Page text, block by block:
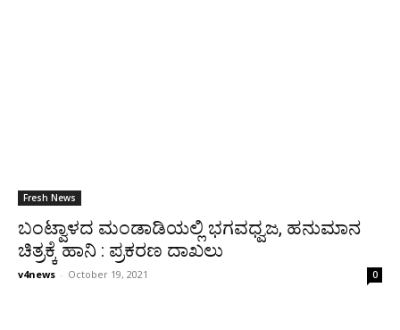
Fresh News
ಬಂಟ್ವಾಳದ ಮಂಡಾಡಿಯಲ್ಲಿ ಭಗವಧ್ವಜ, ಹನುಮಾನ
ಚಿತ್ರಕ್ಕೆ ಹಾನಿ : ಪ್ರಕರಣ ದಾಖಲು
v4news - October 19, 2021 0